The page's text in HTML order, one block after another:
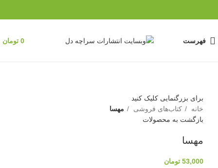
فهرست 0 تومان
برای بزرگنمایی کلیک کنید
خانه
کتاب‌های فروشی
مهسا
بازگشت به محصولات
مهسا
53,000 تومان